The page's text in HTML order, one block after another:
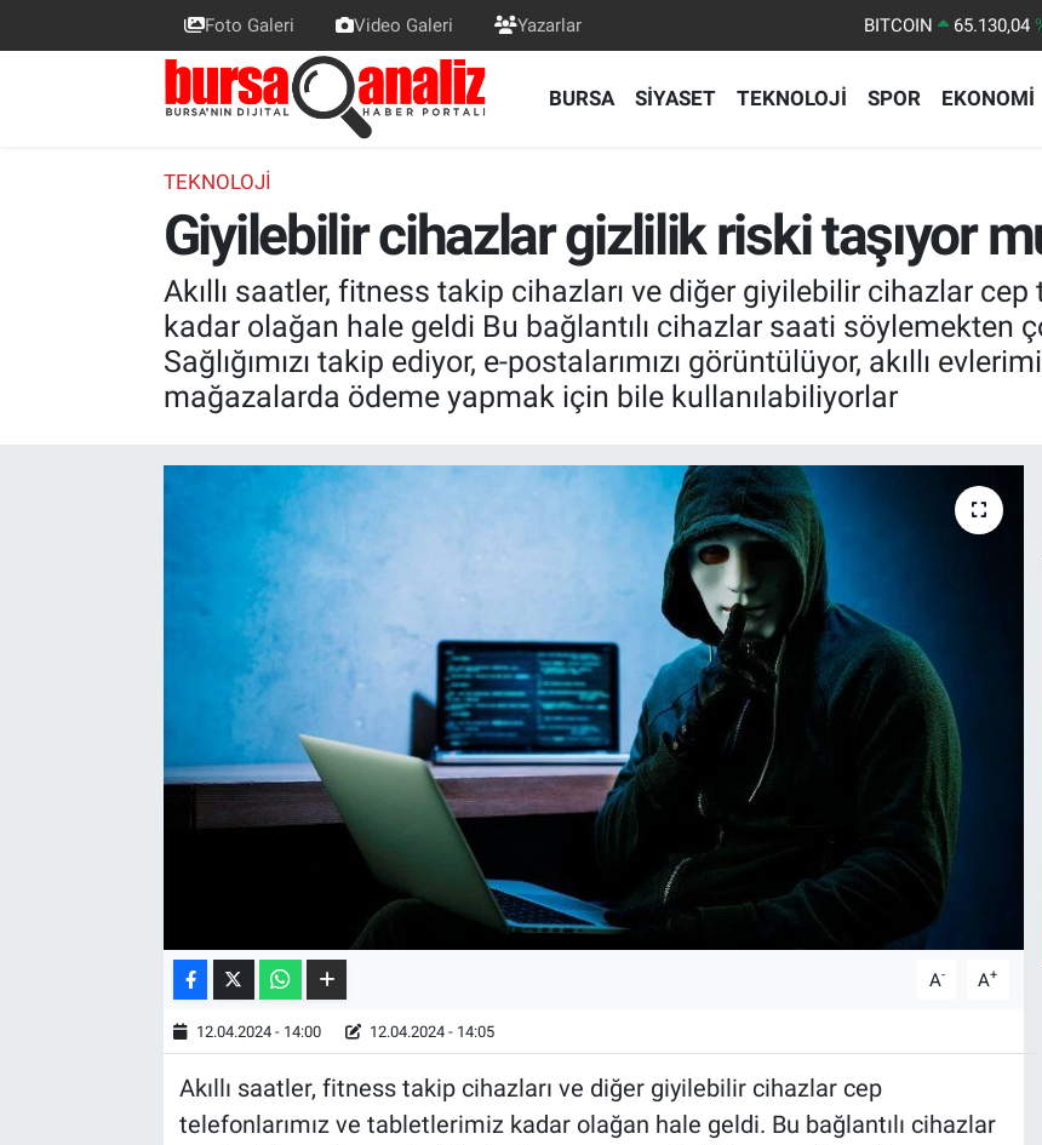
Foto Galeri Video Galeri Yazarlar DOLAR 47,7106
BURSA SİYASET TEKNOLOJİ SPOR EKONOMİ
TEKNOLOJI
Giyilebilir cihazlar gizlilik riski taşıyor
Akıllı saatler, fitness takip cihazları ve diğer giyilebilir cihazlar
kadar olağan hale geldi Bu bağlantılı cihazlar saati söylemekten
Sağlığımızı takip ediyor, e-postalarımızı görüntülüyor, akıllı
mağazalarda ödeme yapmak için bile kullanılabiliyorlar
A- A+
12.04.2024 - 14:00 12.04.2024 - 14:05
Akıllı saatler, fitness takip cihazları ve diğer giyilebilir cihazlar cep
telefonlarımız ve tabletlerimiz kadar olağan hale geldi. Bu bağlantılı cihazlar
TEKNOLOJİ
ASTROLOJİ
Nöbetçi Eczaneler
Trafik Durumu
Süper Lig Puan Durumu ve Fikstür
Tüm Manşetler
Son Dakika Haberleri
Haber Arşivi